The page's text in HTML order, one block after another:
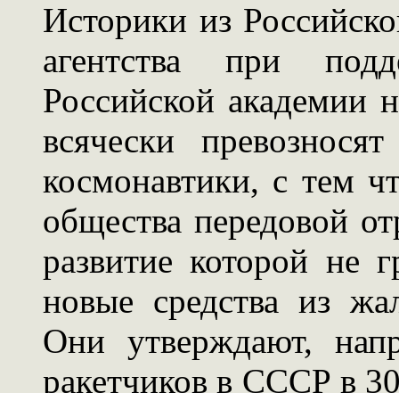
Историки из
агентства при
Российской академии
всячески
космонавтики, с тем
общества передовой
развитие которой не
новые средства из
Они утверждают,
ракетчиков в СССР в